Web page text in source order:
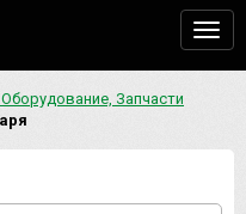
Запчасти